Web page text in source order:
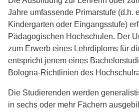
Jahre umfassende Primarstufe (d.h.
Kindergarten oder Eingangsstufe)
Pädagogischen Hochschulen. Der
zum Erwerb eines Lehrdiploms für
entspricht jenem eines
Bologna-Richtlinien des
Die Studierenden werden
in sechs oder mehr Fächern